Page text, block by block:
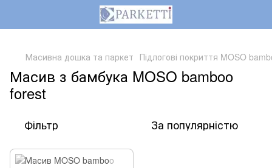
Масивна дошка та паркет Підлогові покриття MOSO
Масив з бамбука MOSO bamboo
forest
Фільтр За популярністю